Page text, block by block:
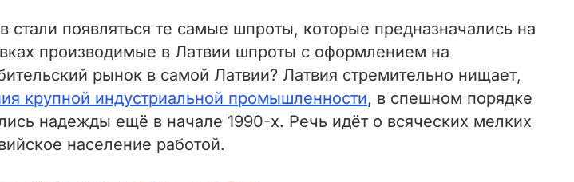
стали появляться те самые шпроты, которые предназначались на
производимые в Латвии шпроты с оформлением на
рынок в самой Латвии? Латвия стремительно нищает,
крупной индустриальной промышленности, в спешном порядке
надежды ещё в начале 1990-х. Речь идёт о всяческих мелких
население работой.